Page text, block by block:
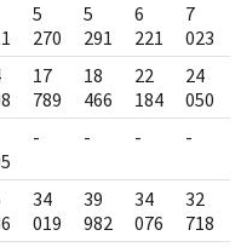
5
270
5
291
6
221
7
023
17
789
18
466
22
184
24
050
- - - -
34
019
39
982
34
076
32
718